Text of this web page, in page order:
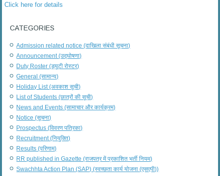
Click here for details
CATEGORIES
Admission related notice (दाखिला संबंधी सूचना)
Announcement (उद्घोषणा)
Duty Roster (ड्यूटी रोस्टर)
General (सामान्य)
Holiday List (अवकाश सूची)
List of Students (छात्रों की सूची)
News and Events (सामाचार और कार्यक्रम)
Notice (सूचना)
Prospectus (विवरण पत्रिका)
Recruitment (नियुक्ति)
Results (परिणाम)
RR published in Gazette (राजपत्र में प्रकाशित भर्ती नियम)
Swachhta Action Plan (SAP) (स्वच्छता कार्य योजना (एसएपी))